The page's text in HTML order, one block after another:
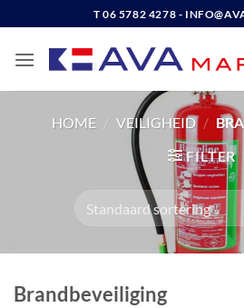
naar
inhoud
T 06 5782 4278 -
HOME / VEILIGHEID /
FILTER
Brandbeveiliging